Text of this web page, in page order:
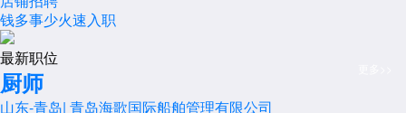
钱多事少火速入职
最新职位
厨师
山东-青岛| 青岛海歌国际船舶管理有限公司